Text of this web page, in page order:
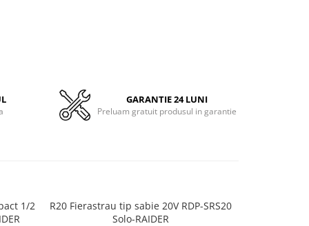
GARANTIE 24 LUNI
Preluam gratuit produsul in garantie
1/2
R20 Fierastrau tip sabie 20V RDP-SRS20
Solo-RAIDER